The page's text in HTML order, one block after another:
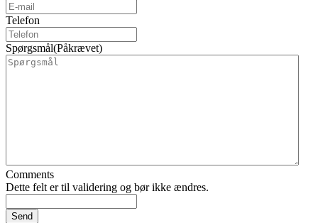
Telefon
Spørgsmål(Påkrævet)
Comments
Dette felt er til validering og bør ikke ændres.